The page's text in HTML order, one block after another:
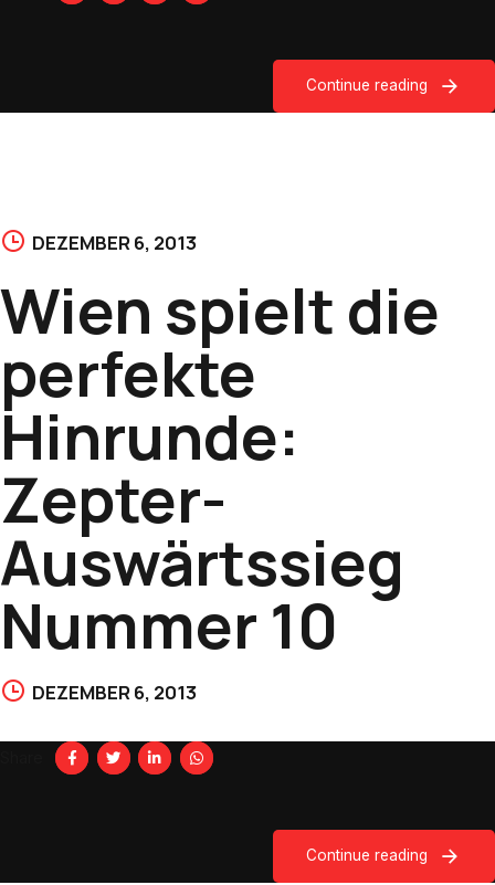
Continue reading
DEZEMBER 6, 2013
Wien spielt die
perfekte
Hinrunde:
Zepter-
Auswärtssieg
Nummer 10
DEZEMBER 6, 2013
Continue reading